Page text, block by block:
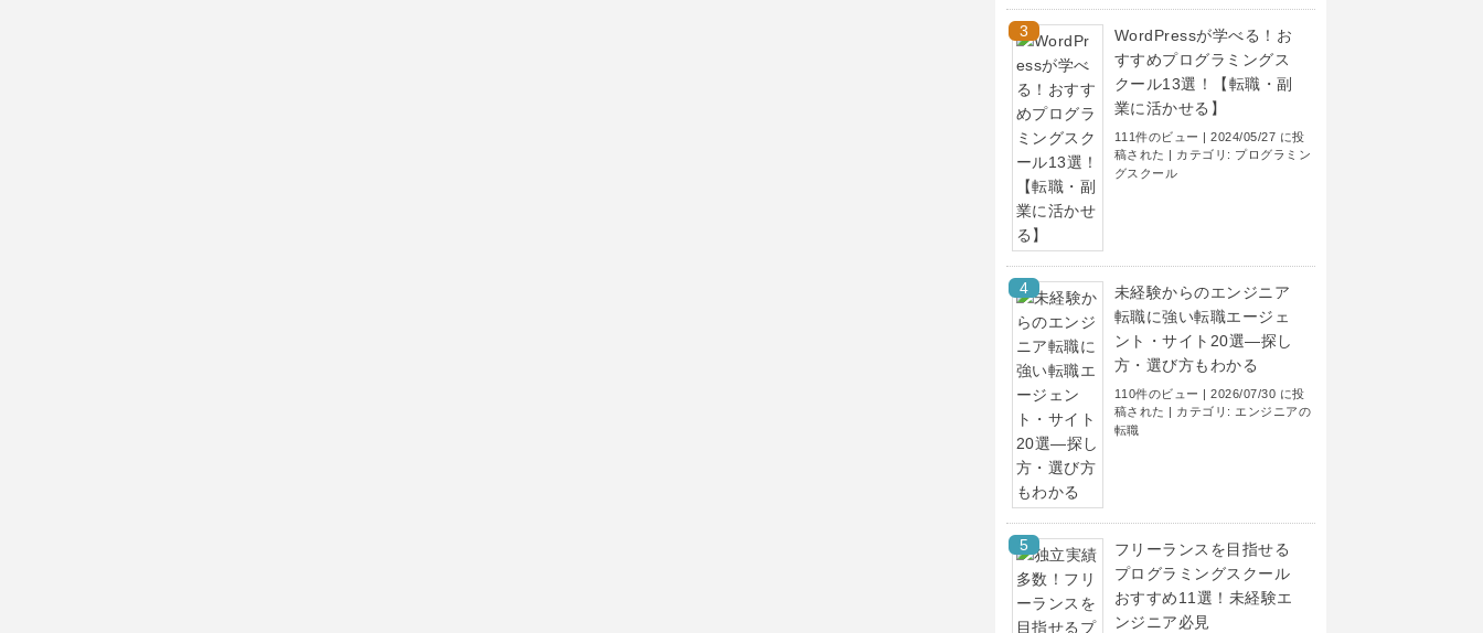
WordPressが学べる！お
すすめプログラミングス
クール13選！【転職・副
業に活かせる】
111件のビュー |2024/05/27 に投
稿された | カテゴリ: プログラミン
グスクール
未経験からのエンジニア
転職に強い転職エージェ
ント・サイト20選―探し
方・選び方もわかる
110件のビュー |2026/07/30 に投
稿された | カテゴリ: エンジニアの
転職
フリーランスを目指せる
プログラミングスクール
おすすめ11選！未経験エ
ンジニア必見